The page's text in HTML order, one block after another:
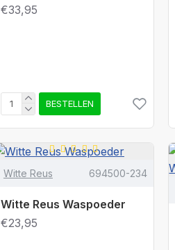
€33,95
BESTELLEN
Witte Reus 694500-234
Witte Reus Waspoeder
€23,95